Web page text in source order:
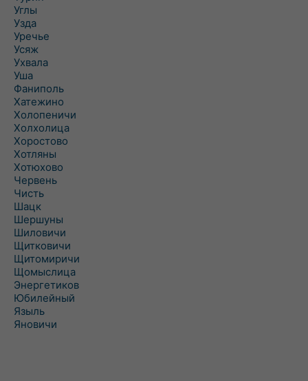
Углы
Узда
Уречье
Усяж
Ухвала
Уша
Фаниполь
Хатежино
Холопеничи
Холхолица
Хоростово
Хотляны
Хотюхово
Червень
Чисть
Шацк
Шершуны
Шиловичи
Щитковичи
Щитомиричи
Щомыслица
Энергетиков
Юбилейный
Языль
Яновичи